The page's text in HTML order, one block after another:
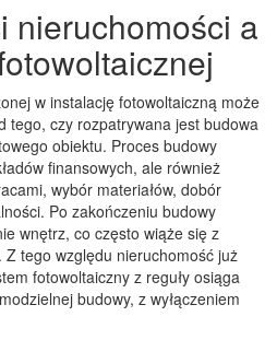
nieruchomości a
w instalację fotowoltaiczną może
tego, czy rozpatrywana jest budowa
obiektu. Proces budowy
finansowych, ale również
wybór materiałów, dobór
Po zakończeniu budowy
wnętrz, co często wiąże się z
tego względu nieruchomość już
fotowoltaiczny z reguły osiąga
budowy, z wyłączeniem